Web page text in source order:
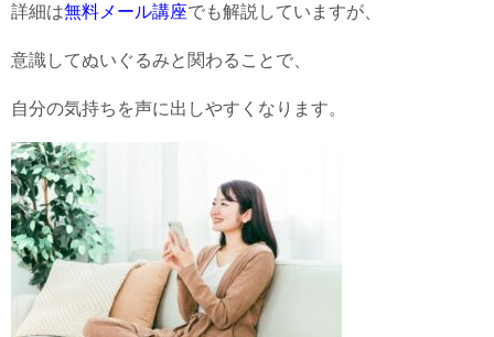
詳細は無料メール講座でも解説していますが、
意識してぬいぐるみと関わることで、
自分の気持ちを声に出しやすくなります。